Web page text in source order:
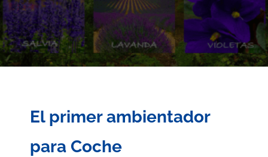
El primer ambientador
para Coche